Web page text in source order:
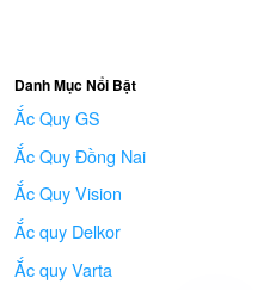
Danh Mục Nổi Bật
Ắc Quy GS
Ắc Quy Đồng Nai
Ắc Quy Vision
Ắc quy Delkor
Ắc quy Varta